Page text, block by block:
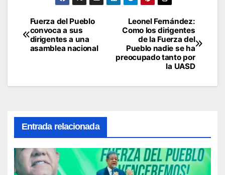
Navegación
de
Leonel Fernández:
Como los dirigentes
de la Fuerza del
Pueblo nadie se ha
preocupado tanto por
la UASD
Fuerza del Pueblo
convoca a sus
dirigentes a una
asamblea nacional
Entrada relacionada